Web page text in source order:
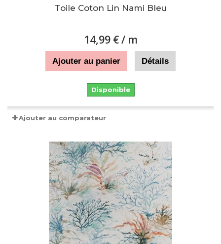
Toile Coton Lin Nami Bleu
14,99 €/ m
Ajouter au panier Détails
Disponible
Ajouter au comparateur